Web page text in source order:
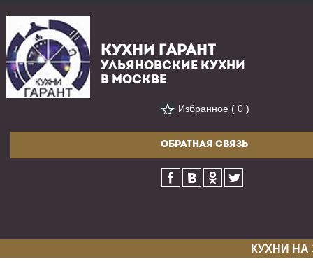
КУХНИ ГАРАНТ
УЛЬЯНОВСКИЕ КУХНИ
В МОСКВЕ
Избранное( 0 )
ОБРАТНАЯ СВЯЗЬ
КУХНИ